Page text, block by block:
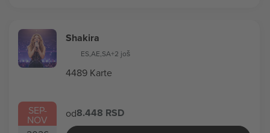
SEP-
NOV
Shakira
ES,AE,SA+2 još
4489 Karte
od8.448 RSD